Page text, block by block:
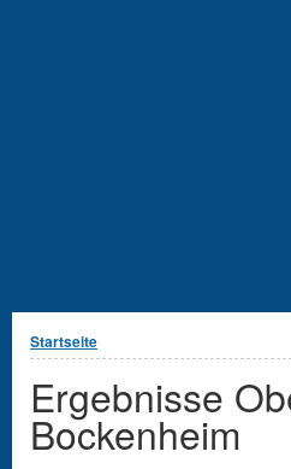
Sie sind hier
Startseite
Ergebnisse
Bockenheim